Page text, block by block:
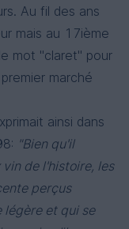
Au fil des ans
mais au 17ième
mot "claret" pour
marché
ainsi dans
"Bien qu'il
de l'histoire, les
perçus
et qui se